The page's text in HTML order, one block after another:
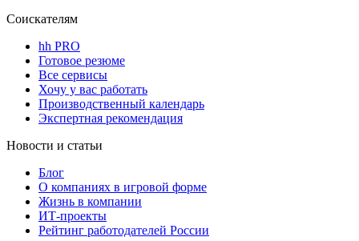
Соискателям
hh PRO
Готовое резюме
Все сервисы
Хочу у вас работать
Производственный календарь
Экспертная рекомендация
Новости и статьи
Блог
О компаниях в игровой форме
Жизнь в компании
ИТ-проекты
Рейтинг работодателей России